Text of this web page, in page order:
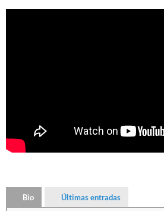
Bio Últimas entradas